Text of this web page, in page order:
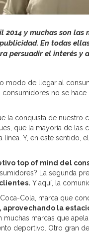
y muchas son las
En todas
persuadir el interés y
modo de llegar al
no se hace
la conquista de nuestro
que la mayoría de las
Y, en este sentido,
top of mind del
La segunda
Y aquí, la
Cola, marca que
aprovechando la
muchas marcas que
deportivo. Otro gran